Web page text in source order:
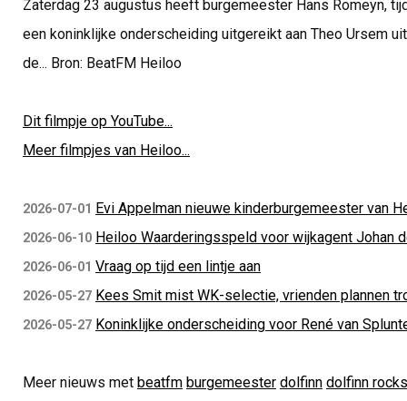
Zaterdag 23 augustus heeft burgemeester Hans Romeyn,
een koninklijke onderscheiding uitgereikt aan Theo Ursem
de... Bron: BeatFM Heiloo
Dit filmpje op YouTube...
Meer filmpjes van Heiloo...
2026-07-01 Evi Appelman nieuwe kinderburgemeester van
2026-06-10 Heiloo Waarderingsspeld voor wijkagent Johan
2026-06-01 Vraag op tijd een lintje aan
2026-05-27 Kees Smit mist WK-selectie, vrienden plannen
2026-05-27 Koninklijke onderscheiding voor René van
Meer nieuws met beatfm burgemeester dolfinn dolfinn rocks